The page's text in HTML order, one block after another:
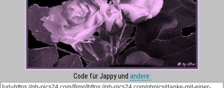
Code für Jappy und andere: